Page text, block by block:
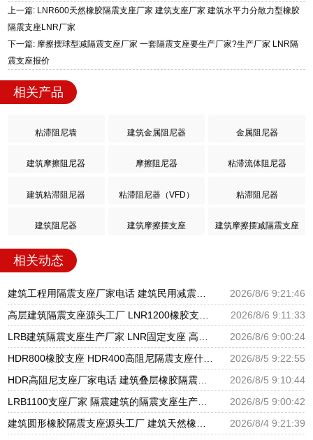
上一篇: LNR600天然橡胶隔震支座厂家 建筑支座厂家 建筑水平力分散力型橡胶
隔震支座LNR厂家
下一篇: 摩擦摆球型减隔震支座厂家 一套隔震支座要生产厂家?生产厂家 LNR隔
震支座报价
相关产品
粘滞阻尼墙 建筑金属阻尼器 金属阻尼器
建筑摩擦阻尼器 摩擦阻尼器 粘滞流体阻尼器
建筑粘滞阻尼器 粘滞阻尼器（VFD） 粘滞阻尼器
建筑阻尼器 建筑摩擦摆支座 建筑摩擦摆减隔震支座
相关动态
建筑工程用隔震支座厂家电话 建筑民用减震支座厂家 建筑圆形铅芯橡胶隔震支座厂家
2026/8/6 9:21:46
高层建筑隔震支座源头工厂 LNR1200橡胶支座厂家电话 LNR600支座什么价格
2026/8/6 9:11:33
LRB建筑隔震支座生产厂家 LNR固定支座 高阻尼橡胶支座什么价格
2026/8/6 9:00:24
HDR800橡胶支座 HDR400高阻尼隔震支座什么价格 LRB1500隔震支座
2026/8/5 9:22:55
HDR高阻尼支座厂家电话 建筑叠层橡胶隔震支座源头工厂 LNR水平分散力橡胶隔震支座源头工厂
2026/8/5 9:10:44
LRB1100支座厂家 隔震建筑的隔震支座生产厂家 LNR天然橡胶支座厂家
2026/8/5 9:00:42
建筑圆形橡胶隔震支座源头工厂 建筑天然橡胶隔震支座LRB700厂家 LNR建筑隔震支座报价
2026/8/4 9:21:39